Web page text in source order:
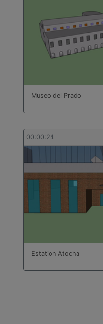
Museo del Prado
00:00:24
Estation Atocha